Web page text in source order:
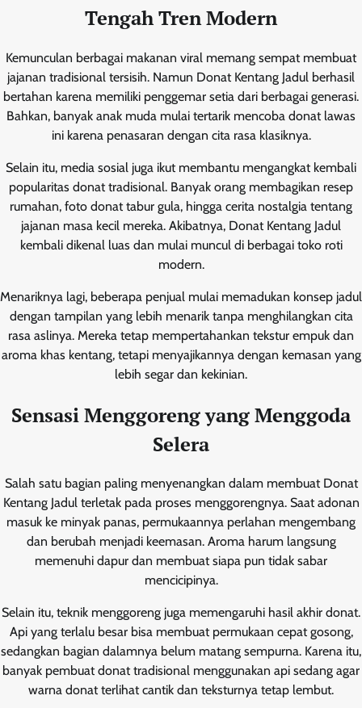
Tengah Tren Modern
Kemunculan berbagai makanan viral memang sempat membuat
jajanan tradisional tersisih. Namun Donat Kentang Jadul berhasil
bertahan karena memiliki penggemar setia dari berbagai generasi.
Bahkan, banyak anak muda mulai tertarik mencoba donat lawas
ini karena penasaran dengan cita rasa klasiknya.
Selain itu, media sosial juga ikut membantu mengangkat kembali
popularitas donat tradisional. Banyak orang membagikan resep
rumahan, foto donat tabur gula, hingga cerita nostalgia tentang
jajanan masa kecil mereka. Akibatnya, Donat Kentang Jadul
kembali dikenal luas dan mulai muncul di berbagai toko roti
modern.
Menariknya lagi, beberapa penjual mulai memadukan konsep jadul
dengan tampilan yang lebih menarik tanpa menghilangkan cita
rasa aslinya. Mereka tetap mempertahankan tekstur empuk dan
aroma khas kentang, tetapi menyajikannya dengan kemasan yang
lebih segar dan kekinian.
Sensasi Menggoreng yang Menggoda
Selera
Salah satu bagian paling menyenangkan dalam membuat Donat
Kentang Jadul terletak pada proses menggorengnya. Saat adonan
masuk ke minyak panas, permukaannya perlahan mengembang
dan berubah menjadi keemasan. Aroma harum langsung
memenuhi dapur dan membuat siapa pun tidak sabar
mencicipinya.
Selain itu, teknik menggoreng juga memengaruhi hasil akhir donat.
Api yang terlalu besar bisa membuat permukaan cepat gosong,
sedangkan bagian dalamnya belum matang sempurna. Karena itu,
banyak pembuat donat tradisional menggunakan api sedang agar
warna donat terlihat cantik dan teksturnya tetap lembut.